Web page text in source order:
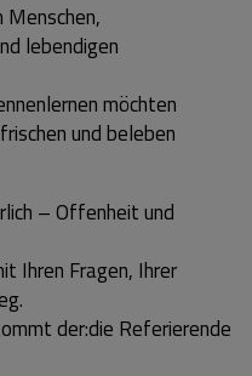
lebendigen
möchten
und beleben
– Offenheit und
Ihren Fragen, Ihrer
der:die Referierende